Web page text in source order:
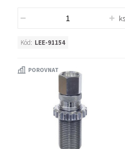
ks
Kód: LEE-91154
POROVNAT